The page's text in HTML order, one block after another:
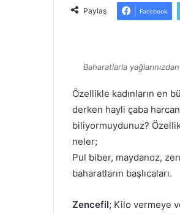
posta
Paylaş Facebook
Baharatlarla
Özellikle kadınların en
derken hayli çaba
biliyormuydunuz?
neler;
Pul biber, maydanoz,
baharatların başlıcaları.
Zencefil; Kilo vermeye